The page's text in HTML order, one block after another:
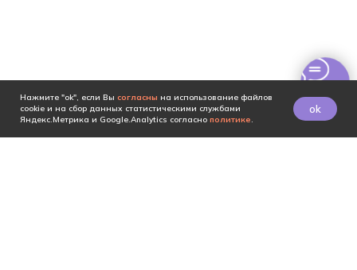
Нажмите "ok", если Вы согласны на использование файлов
cookie и на сбор данных статистическими службами
Яндекс.Метрика и Google.Analytics согласно политике.
ok